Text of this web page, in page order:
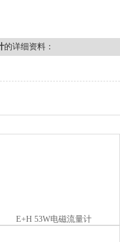
的详细资料：
E+H 53W电磁流量计